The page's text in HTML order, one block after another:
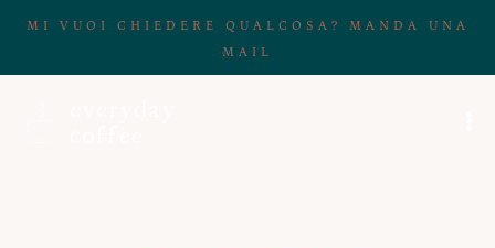
MI VUOI CHIEDERE QUALCOSA? MANDA UNA
MAIL